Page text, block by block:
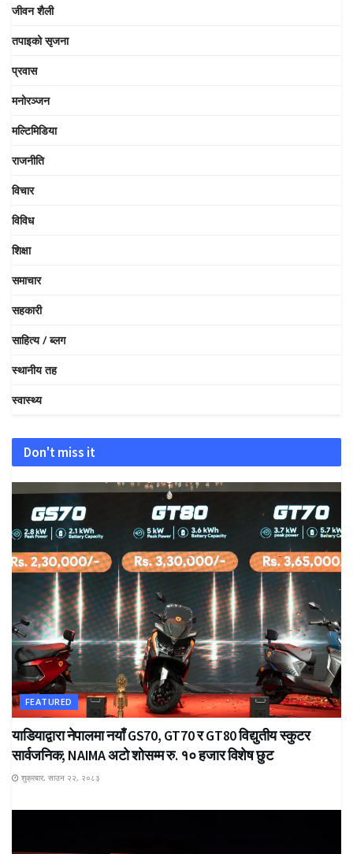
जीवन शैली
तपाइको सृजना
प्रवास
मनोरञ्जन
मल्टिमिडिया
राजनीति
विचार
विविध
शिक्षा
समाचार
सहकारी
साहित्य / ब्लग
स्थानीय तह
स्वास्थ्य
Don't miss it
FEATURED
याडियाद्वारा नेपालमा नयाँ GS70, GT70 र GT80 विद्युतीय स्कुटर
सार्वजनिक; NAIMA अटो शोसम्म रु. १० हजार विशेष छुट
शुक्रबार, साउन २२, २०८३